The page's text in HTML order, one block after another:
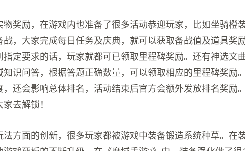
物奖励，在游戏内也准备了很多活动恭迎玩家，比如坐骑橙
战，大家完成每日任务及庆典，就可以获取备战值及道具奖
指定要求的话，玩家就都可已领取里程碑奖励。还有神选文
知识问答，根据答题正确数量，可以领取相应的里程碑奖励
，还会影响总体排名，活动结束后官方会额外发放排名奖励
去解锁！
法方面的创新，很多玩家都被游戏中装备锻造系统种草。在